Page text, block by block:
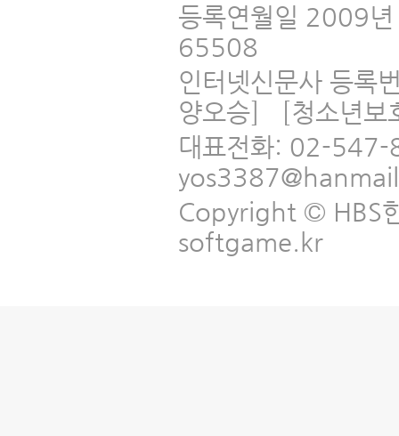
등록연월일 2009
65508
인터넷신문사 등
양오승] [청소년보
대표전화: 02-
Copyright © HBS
softgame.kr